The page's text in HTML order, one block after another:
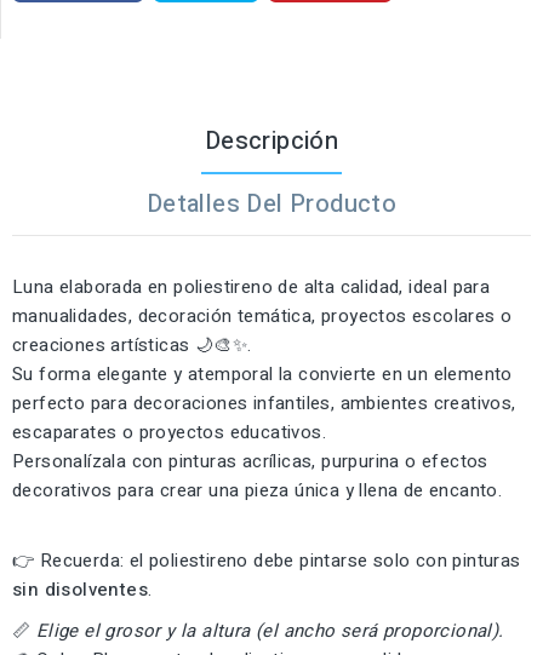
Descripción
Detalles Del Producto
Luna elaborada en poliestireno de alta calidad, ideal para
manualidades, decoración temática, proyectos escolares o
creaciones artísticas 🌙🎨✨.
Su forma elegante y atemporal la convierte en un elemento
perfecto para decoraciones infantiles, ambientes creativos,
escaparates o proyectos educativos.
Personalízala con pinturas acrílicas, purpurina o efectos
decorativos para crear una pieza única y llena de encanto.
👉 Recuerda: el poliestireno debe pintarse solo con pinturas
sin disolventes.
📏 Elige el grosor y la altura (el ancho será proporcional).